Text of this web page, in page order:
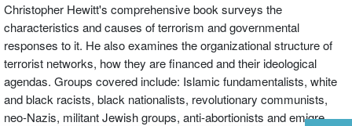
Christopher Hewitt's comprehensive book surveys the
characteristics and causes of terrorism and governmental
responses to it. He also examines the organizational structure of
terrorist networks, how they are financed and their ideological
agendas. Groups covered include: Islamic fundamentalists, white
and black racists, black nationalists, revolutionary communists,
neo-Nazis, militant Jewish groups, anti-abortionists and emigre